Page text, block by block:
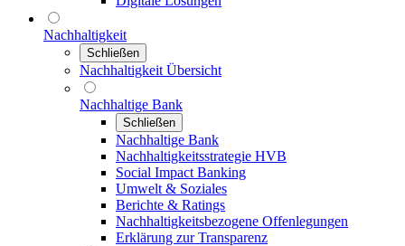
Nachhaltigkeit
Schließen
Nachhaltigkeit Übersicht
Nachhaltige Bank
Schließen
Nachhaltige Bank
Nachhaltigkeitsstrategie HVB
Social Impact Banking
Umwelt & Soziales
Berichte & Ratings
Nachhaltigkeitsbezogene Offenlegungen
Erklärung zur Transparenz